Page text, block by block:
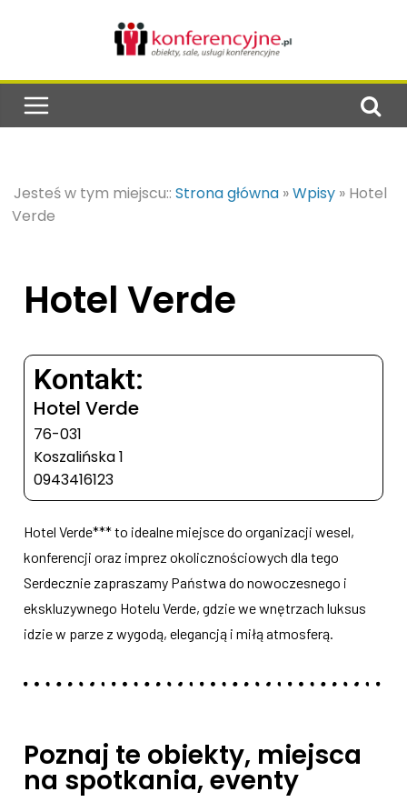
Jesteś w tym miejscu:: Strona główna »Wpisy » Hotel
Verde
Hotel Verde
Kontakt:
Hotel Verde
76-031
Koszalińska 1
0943416123
Hotel Verde*** to idealne miejsce do organizacji wesel,
konferencji oraz imprez okolicznościowych dla tego
Serdecznie zapraszamy Państwa do nowoczesnego i
ekskluzywnego Hotelu Verde, gdzie we wnętrzach luksus
idzie w parze z wygodą, elegancją i miłą atmosferą.
Poznaj te obiekty, miejsca
na spotkania, eventy